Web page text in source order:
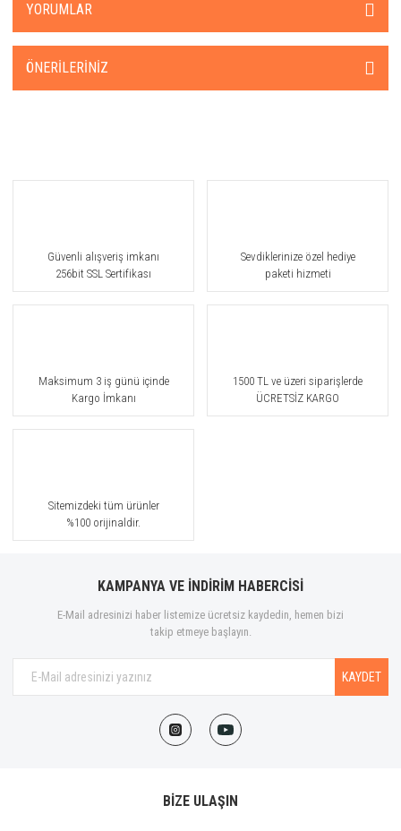
YORUMLAR
ÖNERILERINIZ
Güvenli alışveriş imkanı
256bit SSL Sertifikası
Sevdiklerinize özel hediye
paketi hizmeti
Maksimum 3 iş günü içinde
Kargo İmkanı
1500 TL ve üzeri siparişlerde
ÜCRETSİZ KARGO
Sitemizdeki tüm ürünler
%100 orijinaldir.
KAMPANYA VE İNDİRİM HABERCİSİ
E-Mail adresinizi haber listemize ücretsiz kaydedin, hemen bizi
takip etmeye başlayın.
KAYDET
BİZE ULAŞIN